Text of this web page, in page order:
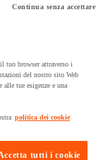
consegna
Continua senza accettare
tuo browser attraverso i
del nostro sito Web
tue esigenze e una
politica dei cookie
tutti i cookie